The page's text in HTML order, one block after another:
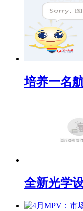
培养一名
全新光学